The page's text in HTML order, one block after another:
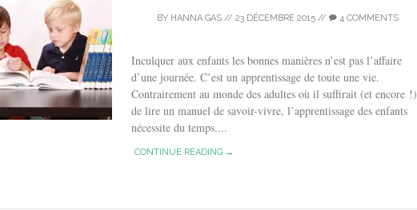
BY HANNA GAS // 23 DÉCEMBRE 2015 // 4 COMMENTS
Inculquer aux enfants les bonnes manières n’est pas l’affaire
d’une journée. C’est un apprentissage de toute une vie.
Contrairement au monde des adultes où il suffirait (et encore !)
de lire un manuel de savoir-vivre, l’apprentissage des enfants
nécessite du temps....
CONTINUE READING →